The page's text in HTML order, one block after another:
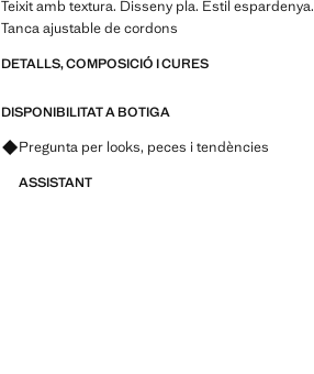
Teixit amb textura. Disseny pla. Estil espardenya.
Tanca ajustable de cordons
DETALLS, COMPOSICIÓ I CURES
DISPONIBILITAT A BOTIGA
Pregunta per looks, peces i tendències
ASSISTANT